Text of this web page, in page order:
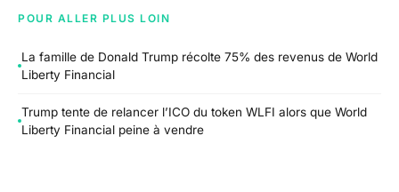
POUR ALLER PLUS LOIN
La famille de Donald Trump récolte 75% des revenus de World
Liberty Financial
Trump tente de relancer l’ICO du token WLFI alors que World
Liberty Financial peine à vendre